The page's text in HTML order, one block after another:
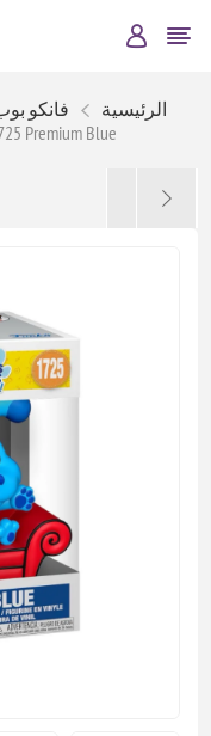
الرئيسية فانكو
Premium Blue